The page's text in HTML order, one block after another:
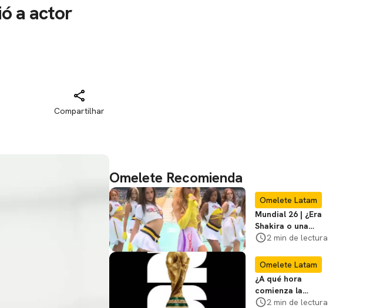
a actor
Compartilhar
Omelete Recomienda
Omelete Latam
Mundial 26 | ¿Era
Shakira o una
doble? Usuarios
2 min de lectura
Omelete Latam
¿A qué hora
comienza la
transmisión de la
2 min de lectura